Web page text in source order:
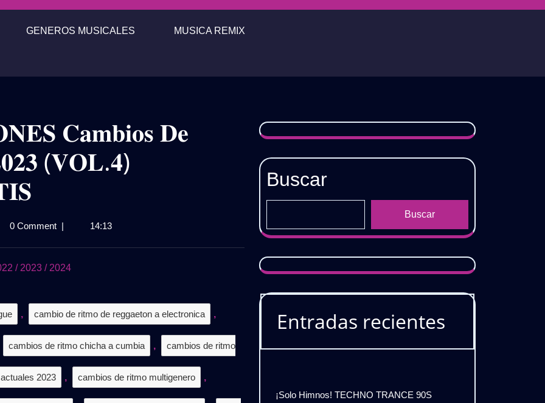
GENEROS MUSICALES MUSICA REMIX
𝐂𝐚𝐦𝐛𝐢𝐨𝐬 𝐃𝐞
(𝐕𝐎𝐋.𝟒)
0 Comment | 14:13
/ 2023 / 2024
, cambio de ritmo de reggaeton a electronica ,
cambios de ritmo chicha a cumbia , cambios de ritmo
2023 , cambios de ritmo multigenero ,
Buscar
Buscar
Entradas recientes
¡Solo Himnos! TECHNO TRANCE 90S